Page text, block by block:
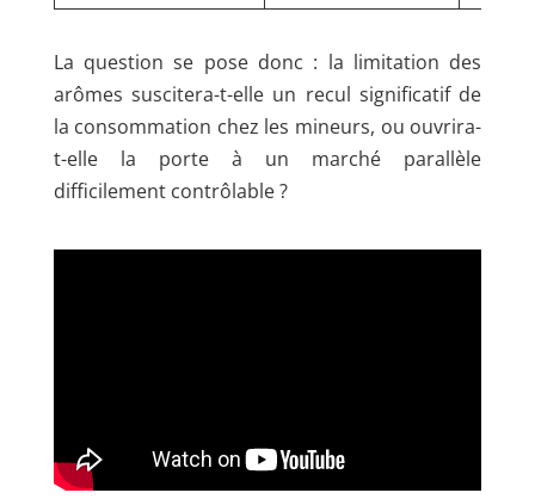
La question se pose donc : la limitation des
arômes suscitera-t-elle un recul significatif de
la consommation chez les mineurs, ou ouvrira-
t-elle la porte à un marché parallèle
difficilement contrôlable ?